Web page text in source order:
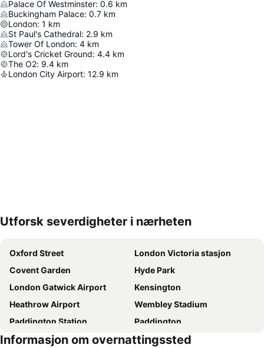
Palace Of Westminster: 0.6 km
Buckingham Palace: 0.7 km
London: 1 km
St Paul's Cathedral: 2.9 km
Tower Of London: 4 km
Lord's Cricket Ground: 4.4 km
The O2: 9.4 km
London City Airport: 12.9 km
Utforsk severdigheter i nærheten
Oxford Street
London Victoria stasjon
Covent Garden
Hyde Park
London Gatwick Airport
Kensington
Heathrow Airport
Wembley Stadium
Paddington Station
Paddington
Soho
Notting Hill
Informasjon om overnattingssted